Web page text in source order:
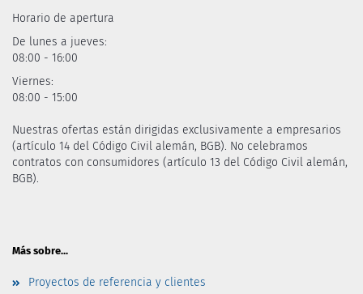
Horario de apertura
De lunes a jueves:
08:00 - 16:00
Viernes:
08:00 - 15:00
Nuestras ofertas están dirigidas exclusivamente a empresarios
(artículo 14 del Código Civil alemán, BGB). No celebramos
contratos con consumidores (artículo 13 del Código Civil alemán,
BGB).
Más sobre...
Proyectos de referencia y clientes